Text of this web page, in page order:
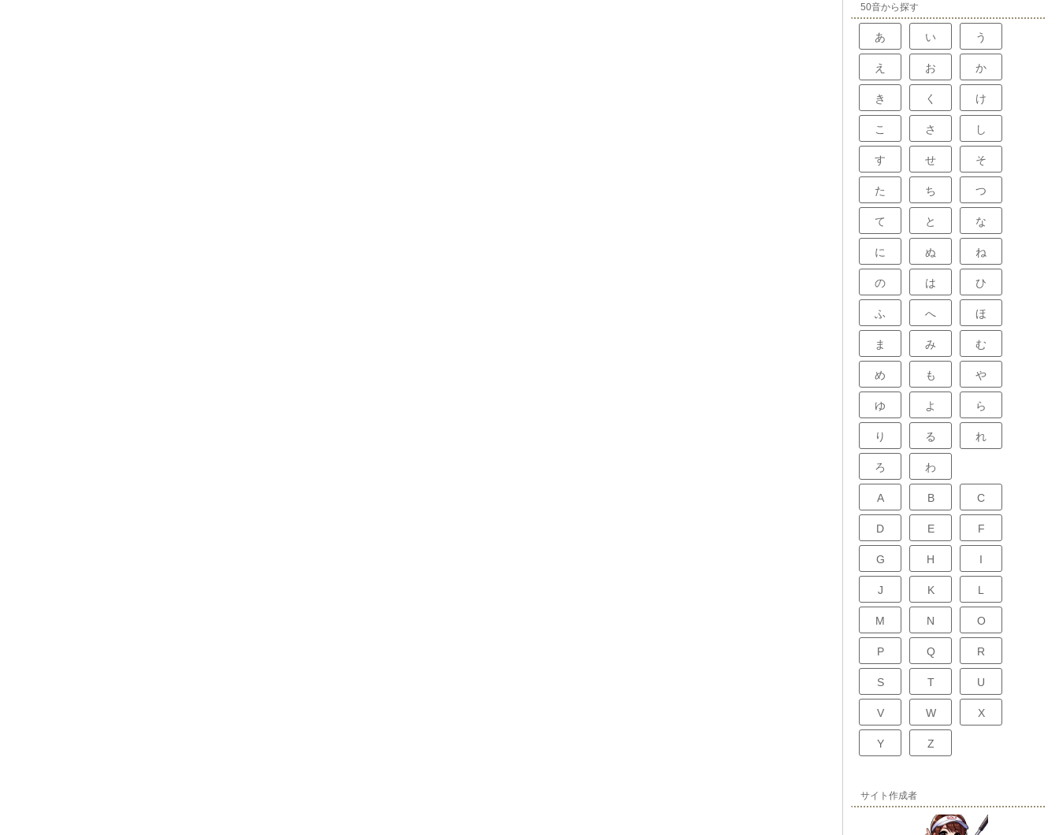
50音から探す
あ い う
え お か
き く け
こ さ し
す せ そ
た ち つ
て と な
に ぬ ね
の は ひ
ふ へ ほ
ま み む
め も や
ゆ よ ら
り る れ
ろ わ
A B C
D E F
G H I
J K L
M N O
P Q R
S T U
V W X
Y Z
サイト作成者